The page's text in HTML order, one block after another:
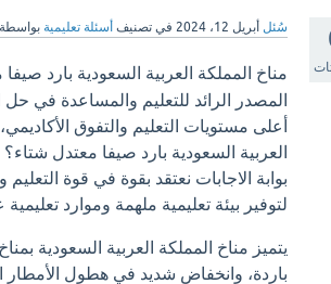
سُئل أبريل 12، 2024 في تصنيف أسئلة تعليمية بواسطة
مناخ المملكة العربية السعودية بارد
المصدر الرائد للتعليم والمساعدة في
أعلى مستويات التعليم والتفوق
العربية السعودية بارد صيفا معتدل
بوابة الاجابات نعتقد بقوة في قوة
لتوفير بيئة تعليمية ملهمة وموارد تعليمية
يتميز مناخ المملكة العربية السعودية
باردة، وانخفاض شديد في هطول الأمطار